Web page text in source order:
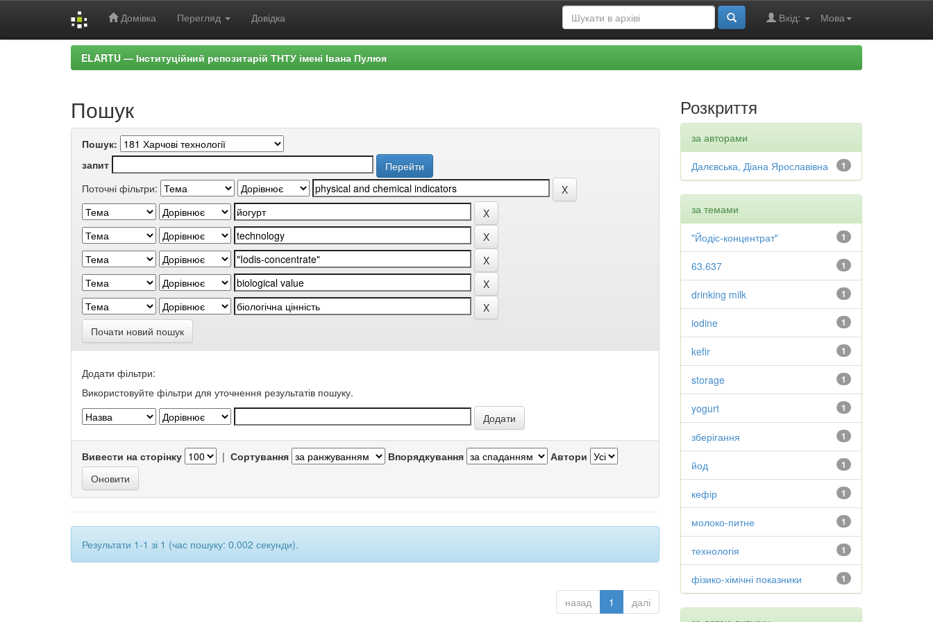
Домівка Перегляд Довідка Мова
Вхід:
ELARTU — Інституційний репозитарій ТНТУ імені Івана Пулюя
Пошук
Пошук:
запит
Поточні фільтри:
Почати новий пошук
Додати фільтри:
Використовуйте фільтри для уточнення результатів пошуку.
Вивести на сторінку | Сортування Впорядкування Автори
Результати 1-1 зі 1 (час пошуку: 0.002 секунди).
назад 1 далі
Розкриття
за авторами
1
Далєвська, Діана Ярославівна
за темами
1
"Йодіс-концентрат"
1
63.637
1
drinking milk
1
iodine
1
kefir
1
storage
1
yogurt
1
зберігання
1
йод
1
кефір
1
молоко-питне
1
технологія
1
фізико-хімічні показники